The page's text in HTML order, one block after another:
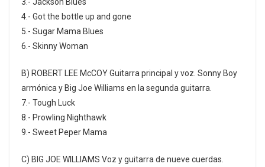
3.- Jackson Blues
4.- Got the bottle up and gone
5.- Sugar Mama Blues
6.- Skinny Woman
B) ROBERT LEE McCOY Guitarra principal y voz. Sonny Boy
armónica y Big Joe Williams en la segunda guitarra.
7.- Tough Luck
8.- Prowling Nighthawk
9.- Sweet Peper Mama
C) BIG JOE WILLIAMS Voz y guitarra de nueve cuerdas.